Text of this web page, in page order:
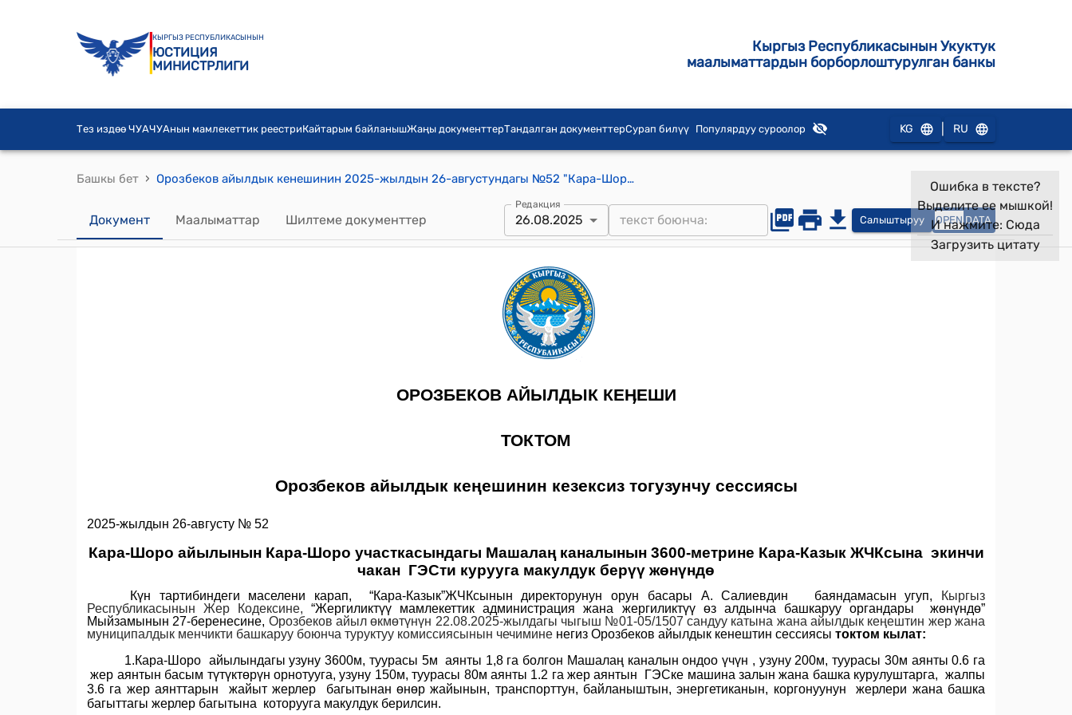
КЫРГЫЗ РЕСПУБЛИКАСЫНЫН
ЮСТИЦИЯ
МИНИСТРЛИГИ
Кыргыз Республикасынын Укуктук
маалыматтардын борборлоштурулган банкы
Тез издөө ЧУАЧУАнын мамлекеттик реестриКайтарым байланышЖаңы документтерТандалган документтерСурап билүү Популярдуу суроолор KG RU
Башкы бет › Орозбеков айылдык кенешинин 2025-жылдын 26-августундагы №52 "Кара-Шоро айылынын Кара-Шоро участкасындагы Машалаң каналынын 3600-метрине Кара-Казык ЖЧКсына экинчи чакан ГЭСти курууга макулдук берүү жөнүндө" токтому
Документ Маалыматтар Шилтеме документтер
Редакция
26.08.2025 Салыштыруу OPEN DATA
Ошибка в тексте?
Выделите ее мышкой!
И нажмите: Сюда
Загрузить цитату